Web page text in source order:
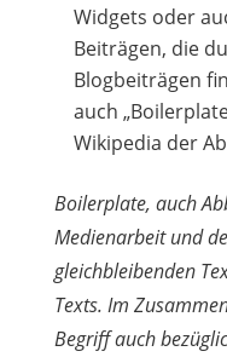
Widgets oder
Beiträgen, die
Blogbeiträgen
auch
Wikipedia der
Boilerplate, auch
Medienarbeit und
gleichbleibenden
Texts. Im
Begriff auch